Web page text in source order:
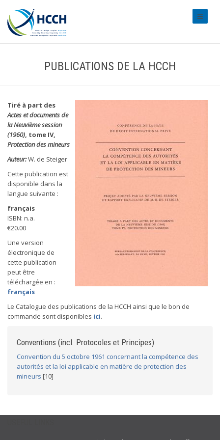
PUBLICATIONS DE LA HCCH
Tiré à part des
Actes et documents de
la Neuvième session
(1960), tome IV,
Protection des mineurs
Auteur:W. de Steiger
Cette publication est
disponible dans la
langue suivante :
français
ISBN: n.a.
€20.00
Une version
électronique de
cette publication
peut être
téléchargée en :
français
Le Catalogue des publications de la HCCH ainsi que le bon de
commande sont disponibles ici.
Conventions (incl. Protocoles et Principes)
Convention du 5 octobre 1961 concernant la compétence des
autorités et la loi applicable en matière de protection des
mineurs [10]